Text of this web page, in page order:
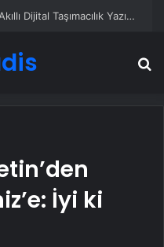
UETDS Nedir ? Uetds.com İle Akıllı Dijital Taşımacılık Yazılımı
İyi ki